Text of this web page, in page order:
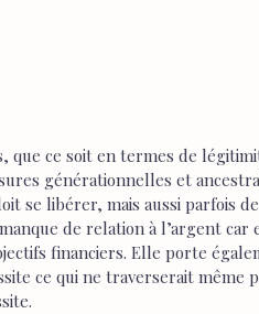
que ce soit en termes de
générationnelles et
se libérer, mais aussi parfois
de relation à l’argent
financiers. Elle porte
ce qui ne traverserait même